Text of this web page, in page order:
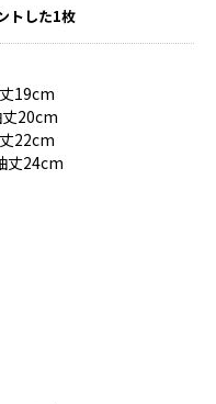
トした1枚
19cm
20cm
22cm
丈24cm